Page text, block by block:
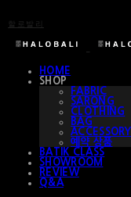
할로발리
HOME
SHOP
FABRIC
SARONG
CLOTHING
BAG
ACCESSORY
예약 상품
BATIK CLASS
SHOWROOM
REVIEW
Q&A